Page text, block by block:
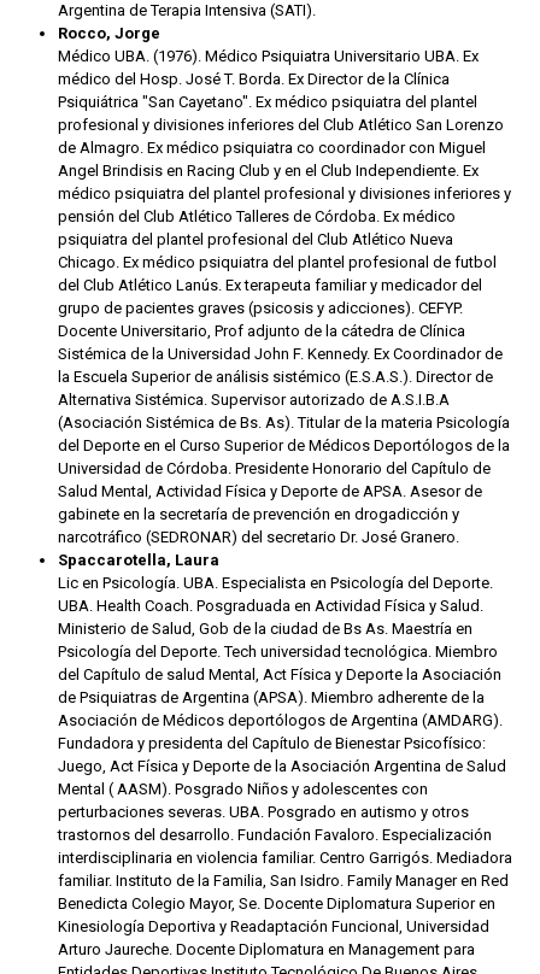
Argentina de Terapia Intensiva (SATI).
Rocco, Jorge
Médico UBA. (1976). Médico Psiquiatra Universitario UBA. Ex
médico del Hosp. José T. Borda. Ex Director de la Clínica
Psiquiátrica "San Cayetano". Ex médico psiquiatra del plantel
profesional y divisiones inferiores del Club Atlético San Lorenzo
de Almagro. Ex médico psiquiatra co coordinador con Miguel
Angel Brindisis en Racing Club y en el Club Independiente. Ex
médico psiquiatra del plantel profesional y divisiones inferiores y
pensión del Club Atlético Talleres de Córdoba. Ex médico
psiquiatra del plantel profesional del Club Atlético Nueva
Chicago. Ex médico psiquiatra del plantel profesional de futbol
del Club Atlético Lanús. Ex terapeuta familiar y medicador del
grupo de pacientes graves (psicosis y adicciones). CEFYP.
Docente Universitario, Prof adjunto de la cátedra de Clínica
Sistémica de la Universidad John F. Kennedy. Ex Coordinador de
la Escuela Superior de análisis sistémico (E.S.A.S.). Director de
Alternativa Sistémica. Supervisor autorizado de A.S.I.B.A
(Asociación Sistémica de Bs. As). Titular de la materia Psicología
del Deporte en el Curso Superior de Médicos Deportólogos de la
Universidad de Córdoba. Presidente Honorario del Capítulo de
Salud Mental, Actividad Física y Deporte de APSA. Asesor de
gabinete en la secretaría de prevención en drogadicción y
narcotráfico (SEDRONAR) del secretario Dr. José Granero.
Spaccarotella, Laura
Lic en Psicología. UBA. Especialista en Psicología del Deporte.
UBA. Health Coach. Posgraduada en Actividad Física y Salud.
Ministerio de Salud, Gob de la ciudad de Bs As. Maestría en
Psicología del Deporte. Tech universidad tecnológica. Miembro
del Capítulo de salud Mental, Act Física y Deporte la Asociación
de Psiquiatras de Argentina (APSA). Miembro adherente de la
Asociación de Médicos deportólogos de Argentina (AMDARG).
Fundadora y presidenta del Capítulo de Bienestar Psicofísico:
Juego, Act Física y Deporte de la Asociación Argentina de Salud
Mental ( AASM). Posgrado Niños y adolescentes con
perturbaciones severas. UBA. Posgrado en autismo y otros
trastornos del desarrollo. Fundación Favaloro. Especialización
interdisciplinaria en violencia familiar. Centro Garrigós. Mediadora
familiar. Instituto de la Familia, San Isidro. Family Manager en Red
Benedicta Colegio Mayor, Se. Docente Diplomatura Superior en
Kinesiología Deportiva y Readaptación Funcional, Universidad
Arturo Jaureche. Docente Diplomatura en Management para